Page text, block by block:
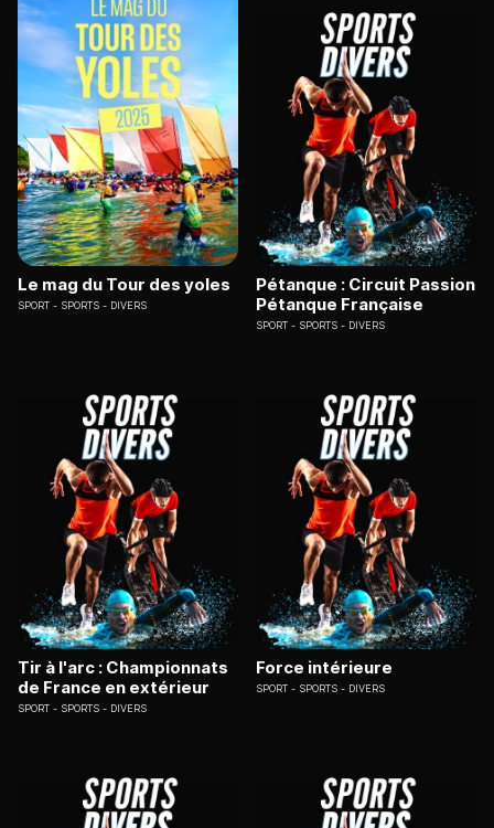
Le mag du Tour des yoles
SPORT SPORTS - DIVERS
Pétanque : Circuit Passion
Pétanque Française
SPORT SPORTS - DIVERS
Tir à l'arc : Championnats
de France en extérieur
SPORT SPORTS - DIVERS
Force intérieure
SPORT SPORTS - DIVERS